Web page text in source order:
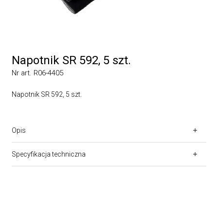
Napotnik SR 592, 5 szt.
Nr art. R06-4405
Napotnik SR 592, 5 szt.
Opis
Specyfikacja techniczna